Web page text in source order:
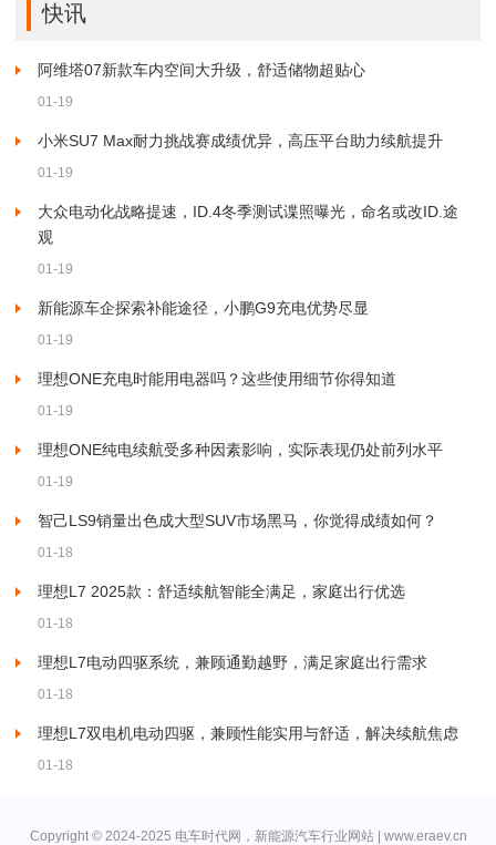
快讯
阿维塔07新款车内空间大升级，舒适储物超贴心
01-19
小米SU7 Max耐力挑战赛成绩优异，高压平台助力续航提升
01-19
大众电动化战略提速，ID.4冬季测试谍照曝光，命名或改ID.途
观
01-19
新能源车企探索补能途径，小鹏G9充电优势尽显
01-19
理想ONE充电时能用电器吗？这些使用细节你得知道
01-19
理想ONE纯电续航受多种因素影响，实际表现仍处前列水平
01-19
智己LS9销量出色成大型SUV市场黑马，你觉得成绩如何？
01-18
理想L7 2025款：舒适续航智能全满足，家庭出行优选
01-18
理想L7电动四驱系统，兼顾通勤越野，满足家庭出行需求
01-18
理想L7双电机电动四驱，兼顾性能实用与舒适，解决续航焦虑
01-18
Copyright © 2024-2025 电车时代网，新能源汽车行业网站 | www.eraev.cn